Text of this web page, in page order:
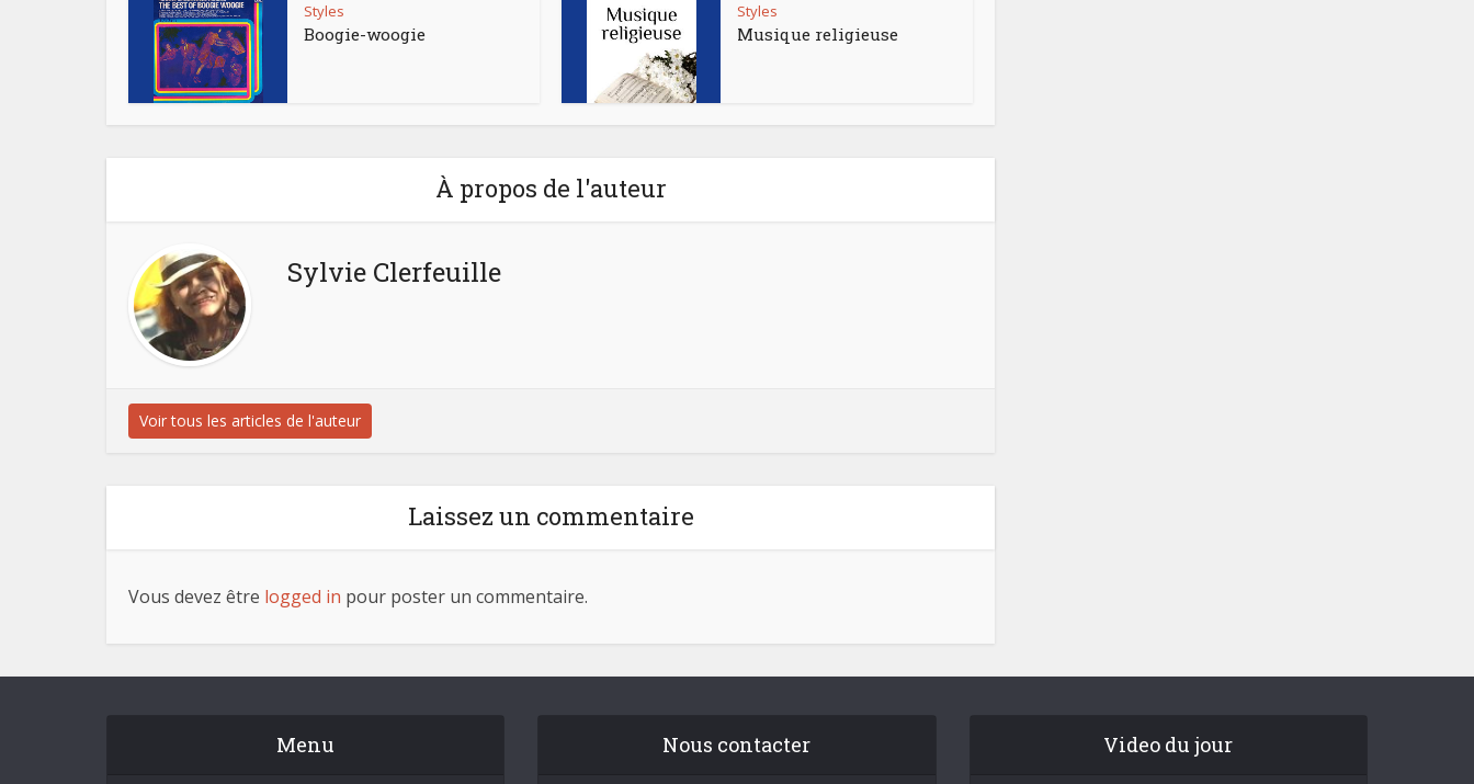
Styles
Boogie-woogie
Styles
Musique religieuse
À propos de l'auteur
Sylvie Clerfeuille
Voir tous les articles de l'auteur
Laissez un commentaire
Vous devez être logged in pour poster un commentaire.
Menu Nous contacter Video du jour